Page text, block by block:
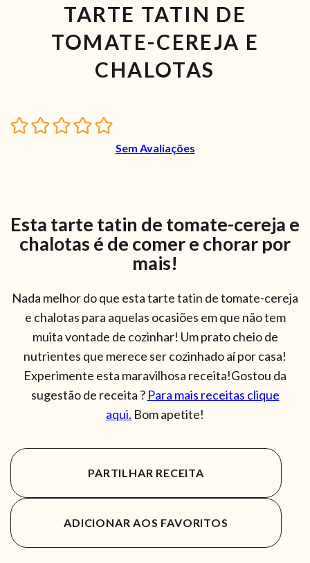
TARTE TATIN DE
TOMATE-CEREJA E
CHALOTAS
Sem Avaliações
Esta tarte tatin de tomate-cereja e
chalotas é de comer e chorar por
mais!
Nada melhor do que esta tarte tatin de tomate-cereja
e chalotas para aquelas ocasiões em que não tem
muita vontade de cozinhar! Um prato cheio de
nutrientes que merece ser cozinhado aí por casa!
Experimente esta maravilhosa receita!Gostou da
sugestão de receita ? Para mais receitas clique
aqui. Bom apetite!
PARTILHAR RECEITA
ADICIONAR AOS FAVORITOS